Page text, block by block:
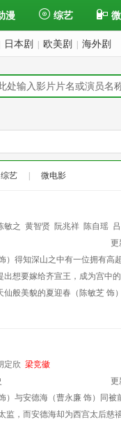
漫 综艺
日本剧 欧美剧 海外剧
综艺 微电影
敏之 黄智贤 阮兆祥 陈自瑶
更
）得知深山之中有一位拥有高
出想要嫁给齐宣王，成为宫中
仙般美貌的夏迎春（陈敏芝
定欣 梁竞徽
更
）与安德海（曹永廉 饰）同
监，而安德海却为西宫太后慈